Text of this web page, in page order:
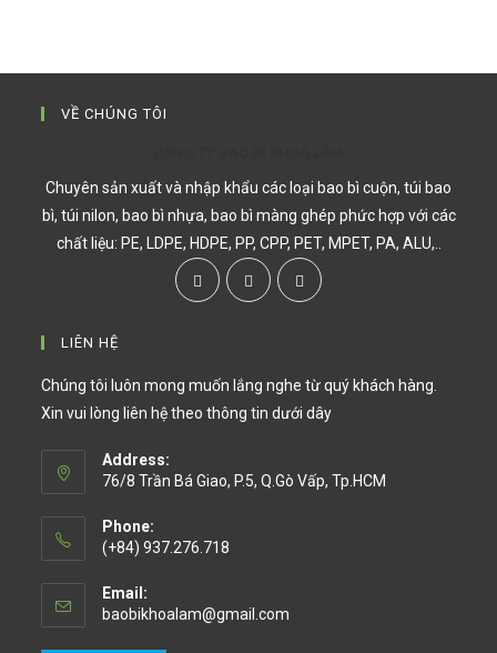
VỀ CHÚNG TÔI
Chuyên sản xuất và nhập khẩu các loại bao bì cuộn, túi bao
bì, túi nilon, bao bì nhựa, bao bì màng ghép phức hợp với các
chất liệu: PE, LDPE, HDPE, PP, CPP, PET, MPET, PA, ALU,..
LIÊN HỆ
Chúng tôi luôn mong muốn lắng nghe từ quý khách hàng.
Xin vui lòng liên hệ theo thông tin dưới dây
Address:
76/8 Trần Bá Giao, P.5, Q.Gò Vấp, Tp.HCM
Phone:
(+84) 937.276.718
Email:
baobikhoalam@gmail.com